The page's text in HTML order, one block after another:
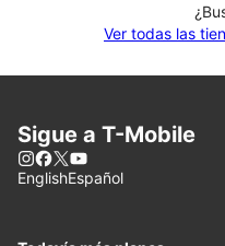
Ver todas las